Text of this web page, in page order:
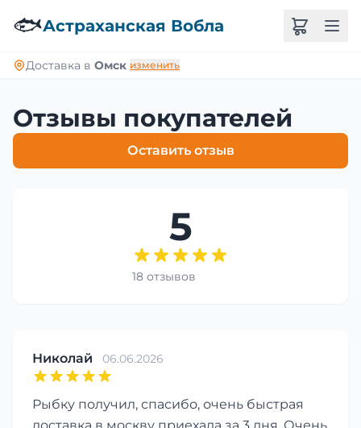
🐟Астраханская Вобла
Доставка в Омск изменить
Отзывы покупателей
Оставить отзыв
5
18 отзывов
Николай 06.06.2026
Рыбку получил, спасибо, очень быстрая